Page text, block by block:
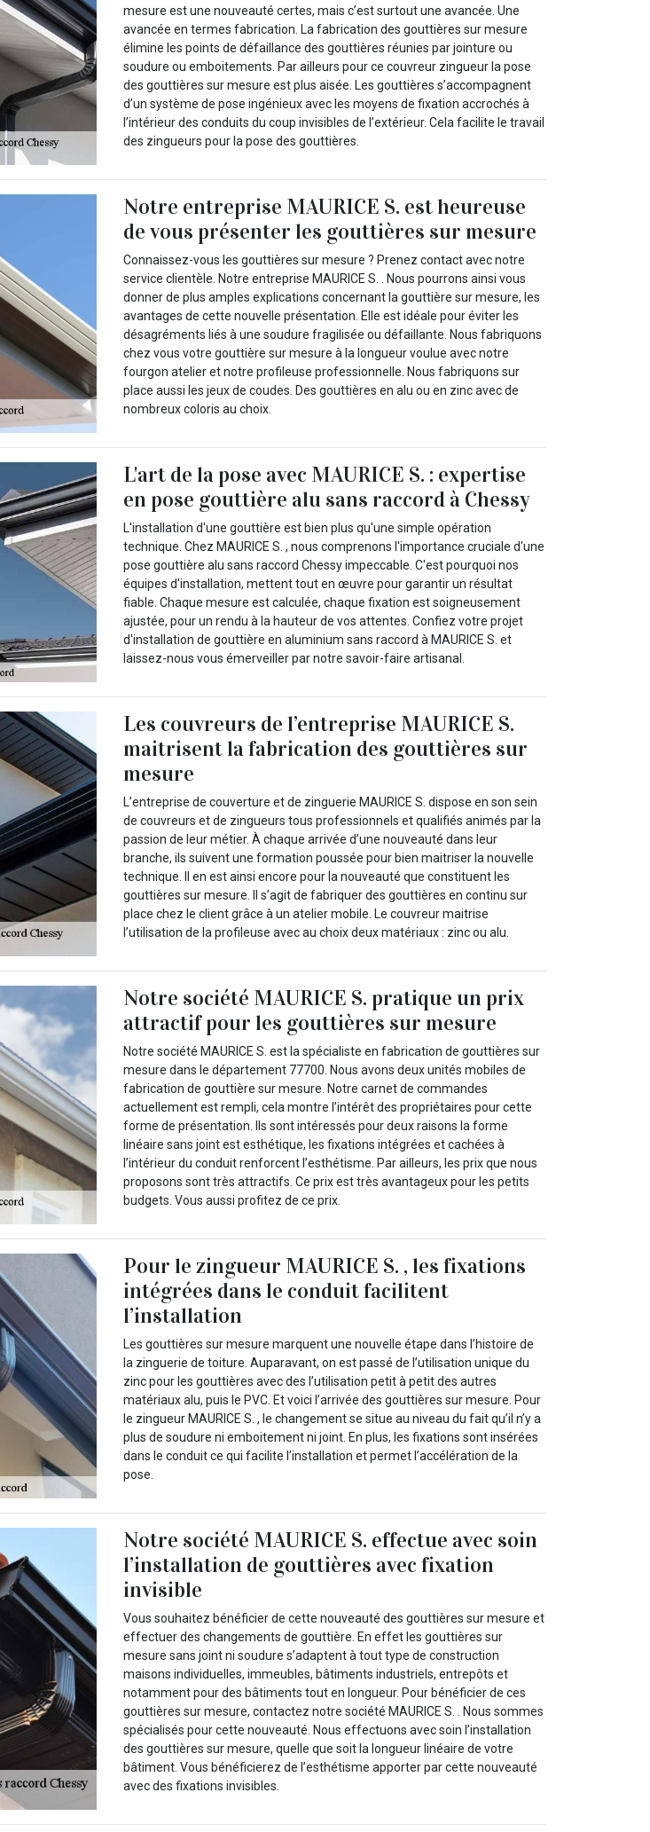
mesure est une nouveauté certes, mais c’est surtout une avancée. Une
avancée en termes fabrication. La fabrication des gouttières sur mesure
élimine les points de défaillance des gouttières réunies par jointure ou
soudure ou emboitements. Par ailleurs pour ce couvreur zingueur la pose
des gouttières sur mesure est plus aisée. Les gouttières s’accompagnent
d’un système de pose ingénieux avec les moyens de fixation accrochés à
l’intérieur des conduits du coup invisibles de l’extérieur. Cela facilite le travail
des zingueurs pour la pose des gouttières.
Notre entreprise MAURICE S. est heureuse
de vous présenter les gouttières sur mesure
Connaissez-vous les gouttières sur mesure ? Prenez contact avec notre
service clientèle. Notre entreprise MAURICE S. . Nous pourrons ainsi vous
donner de plus amples explications concernant la gouttière sur mesure, les
avantages de cette nouvelle présentation. Elle est idéale pour éviter les
désagréments liés à une soudure fragilisée ou défaillante. Nous fabriquons
chez vous votre gouttière sur mesure à la longueur voulue avec notre
fourgon atelier et notre profileuse professionnelle. Nous fabriquons sur
place aussi les jeux de coudes. Des gouttières en alu ou en zinc avec de
nombreux coloris au choix.
L'art de la pose avec MAURICE S. : expertise
en pose gouttière alu sans raccord à Chessy
L'installation d'une gouttière est bien plus qu'une simple opération
technique. Chez MAURICE S. , nous comprenons l'importance cruciale d'une
pose gouttière alu sans raccord Chessy impeccable. C'est pourquoi nos
équipes d'installation, mettent tout en œuvre pour garantir un résultat
fiable. Chaque mesure est calculée, chaque fixation est soigneusement
ajustée, pour un rendu à la hauteur de vos attentes. Confiez votre projet
d'installation de gouttière en aluminium sans raccord à MAURICE S. et
laissez-nous vous émerveiller par notre savoir-faire artisanal.
Les couvreurs de l’entreprise MAURICE S.
maitrisent la fabrication des gouttières sur
mesure
L’entreprise de couverture et de zinguerie MAURICE S. dispose en son sein
de couvreurs et de zingueurs tous professionnels et qualifiés animés par la
passion de leur métier. À chaque arrivée d’une nouveauté dans leur
branche, ils suivent une formation poussée pour bien maitriser la nouvelle
technique. Il en est ainsi encore pour la nouveauté que constituent les
gouttières sur mesure. Il s’agit de fabriquer des gouttières en continu sur
place chez le client grâce à un atelier mobile. Le couvreur maitrise
l’utilisation de la profileuse avec au choix deux matériaux : zinc ou alu.
Notre société MAURICE S. pratique un prix
attractif pour les gouttières sur mesure
Notre société MAURICE S. est la spécialiste en fabrication de gouttières sur
mesure dans le département 77700. Nous avons deux unités mobiles de
fabrication de gouttière sur mesure. Notre carnet de commandes
actuellement est rempli, cela montre l’intérêt des propriétaires pour cette
forme de présentation. Ils sont intéressés pour deux raisons la forme
linéaire sans joint est esthétique, les fixations intégrées et cachées à
l’intérieur du conduit renforcent l’esthétisme. Par ailleurs, les prix que nous
proposons sont très attractifs. Ce prix est très avantageux pour les petits
budgets. Vous aussi profitez de ce prix.
Pour le zingueur MAURICE S. , les fixations
intégrées dans le conduit facilitent
l’installation
Les gouttières sur mesure marquent une nouvelle étape dans l’histoire de
la zinguerie de toiture. Auparavant, on est passé de l’utilisation unique du
zinc pour les gouttières avec des l’utilisation petit à petit des autres
matériaux alu, puis le PVC. Et voici l’arrivée des gouttières sur mesure. Pour
le zingueur MAURICE S. , le changement se situe au niveau du fait qu’il n’y a
plus de soudure ni emboitement ni joint. En plus, les fixations sont insérées
dans le conduit ce qui facilite l’installation et permet l’accélération de la
pose.
Notre société MAURICE S. effectue avec soin
l’installation de gouttières avec fixation
invisible
Vous souhaitez bénéficier de cette nouveauté des gouttières sur mesure et
effectuer des changements de gouttière. En effet les gouttières sur
mesure sans joint ni soudure s’adaptent à tout type de construction
maisons individuelles, immeubles, bâtiments industriels, entrepôts et
notamment pour des bâtiments tout en longueur. Pour bénéficier de ces
gouttières sur mesure, contactez notre société MAURICE S. . Nous sommes
spécialisés pour cette nouveauté. Nous effectuons avec soin l’installation
des gouttières sur mesure, quelle que soit la longueur linéaire de votre
bâtiment. Vous bénéficierez de l’esthétisme apporter par cette nouveauté
avec des fixations invisibles.